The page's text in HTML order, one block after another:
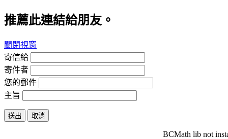
推薦此連結給朋友。
關閉視窗
寄信給
寄件者
您的郵件
主旨
送出 取消
BCMath lib not